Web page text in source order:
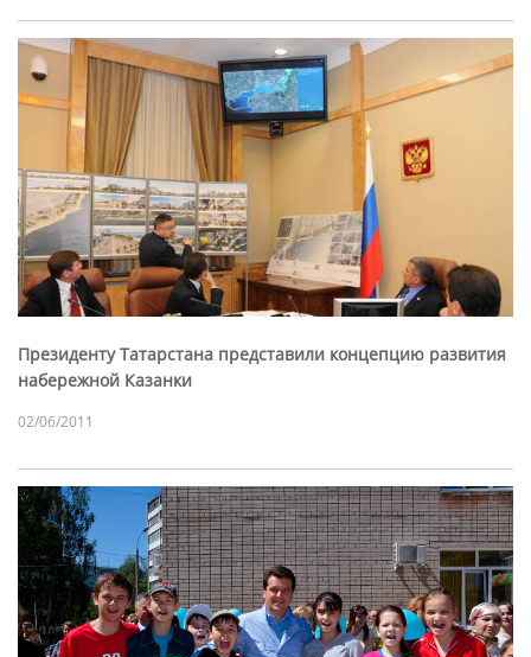
Президенту Татарстана представили концепцию развития
набережной Казанки
02/06/2011